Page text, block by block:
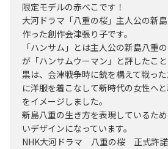
限定モデルの赤べこです！
大河ドラマ「八重の桜」主人公の新
作った創作会津張り子です。
「ハンサム」とは主人公の新島八重
が「ハンサムウーマン」と評したこと
黒は、会津戦争時に銃を構えて戦っ
に洋服を着こなして新時代の女性へ
をイメージしました。
新島八重の生き方を表現しているた
いデザインになっています。
NHK大河ドラマ 八重の桜 正式許諾